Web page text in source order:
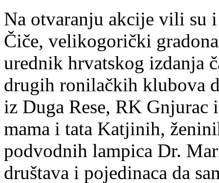
Na otvaranju akcije vili su
Čiče, velikogorički
urednik hrvatskog izdanja
drugih ronilačkih klubova
iz Duga Rese, RK
mama i tata Katjinih,
podvodnih lampica Dr.
društava i pojedinaca da